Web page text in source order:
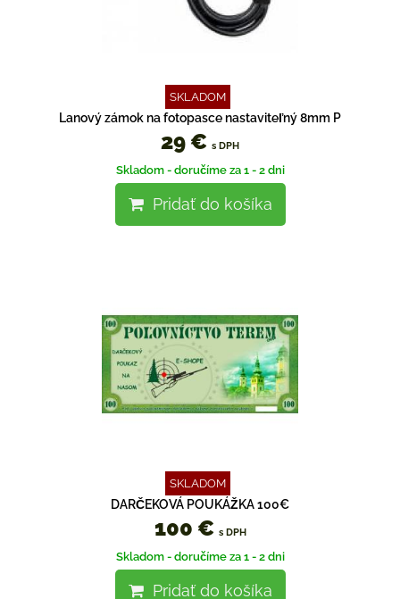
SKLADOM
Lanový zámok na fotopasce nastaviteľný 8mm P
29 € s DPH
Skladom - doručíme za 1 - 2 dni
Pridať do košíka
SKLADOM
DARČEKOVÁ POUKÁŽKA 100€
100 € s DPH
Skladom - doručíme za 1 - 2 dni
Pridať do košíka